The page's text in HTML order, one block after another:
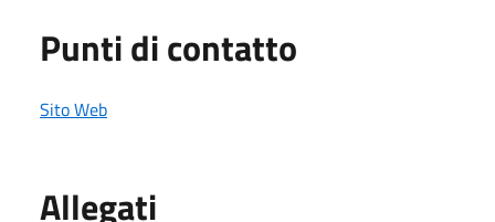
Punti di contatto
Sito Web
Allegati